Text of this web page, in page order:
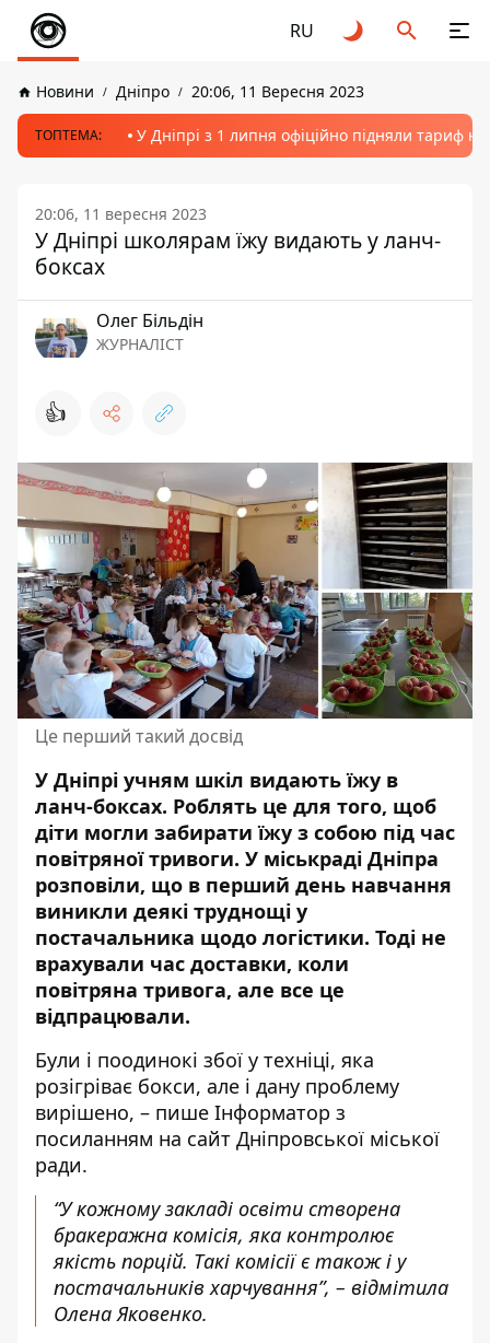
RU
Новини Дніпро 20:06, 11 Вересня 2023
ТОПТЕМА: У Дніпрі з 1 липня офіційно підняли тариф
20:06, 11 вересня 2023
У Дніпрі школярам їжу видають у ланч-
боксах
Олег Більдін
ЖУРНАЛІСТ
👍
Це перший такий досвід
У Дніпрі учням шкіл видають їжу в
ланч-боксах. Роблять це для того, щоб
діти могли забирати їжу з собою під час
повітряної тривоги. У міськраді Дніпра
розповіли, що в перший день навчання
виникли деякі труднощі у
постачальника щодо логістики. Тоді не
врахували час доставки, коли
повітряна тривога, але все це
відпрацювали.
Були і поодинокі збої у техніці, яка
розігріває бокси, але і дану проблему
вирішено, – пише Інформатор з
посиланням на сайт Дніпровської міської
ради.
“У кожному закладі освіти створена
бракеражна комісія, яка контролює
якість порцій. Такі комісії є також і у
постачальників харчування”, – відмітила
Олена Яковенко.